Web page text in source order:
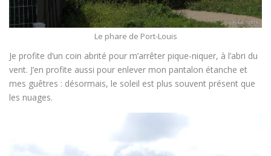
Le phare de Port-Louis
Je profite d’un coin abrité pour m’arrêter pique-niquer, à l’abri du
vent. J’en profite aussi pour enlever mon pantalon étanche et
mes guêtres : désormais, le soleil est plus souvent présent que
les nuages.